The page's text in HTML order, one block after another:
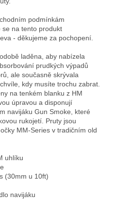
podmínkám
na tento produkt
- děkujeme za pochopení.
laděna, aby nabízela
prudkých výpadů
ale současně skrývala
kdy musíte trochu zabrat.
na tenkém blanku z HM
úpravou a disponují
navijáku Gun Smoke, které
rukojetí. Pruty jsou
MM-Series v tradičním old
uhlíku
(30mm u 10ft)
navijáku